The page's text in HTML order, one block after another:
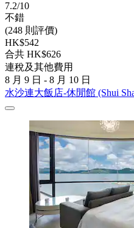
7.2/10
不錯
(248 則評價)
HK$542
合共 HK$626
連稅及其他費用
8 月 9 日 - 8 月 10 日
水沙連大飯店-休閒館 (Shui